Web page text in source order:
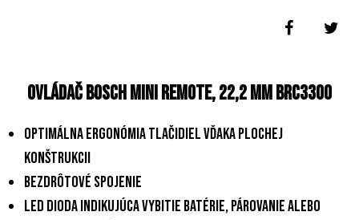
Ovládač Bosch Mini Remote, 22,2 mm BRC3300
optimálna ergonómia tlačidiel vďaka plochej
konštrukcii
bezdrôtové spojenie
Led dioda indikujúca vybitie batérie, párovanie alebo